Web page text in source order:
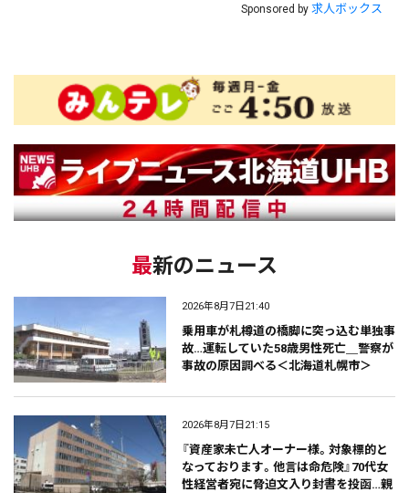
Sponsored by 求人ボックス
最新のニュース
2026年8月7日21:40
乗用車が札樽道の橋脚に突っ込む単独事
故…運転していた58歳男性死亡＿警察が
事故の原因調べる＜北海道札幌市＞
2026年8月7日21:15
『資産家未亡人オーナー様。対象標的と
なっております。他言は命危険』70代女
性経営者宛に脅迫文入り封書を投函…親